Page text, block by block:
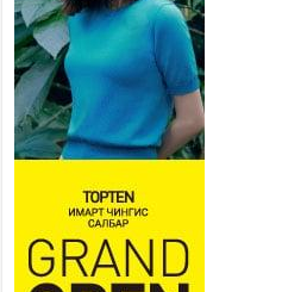
Үндэсний их баяр
эхэллээ
2026 оны 7 сар 15 / 11
Үер усны аюулаас сэргийлж,
байдлын газрын 162 алба хаагч үүрэг
2026 оны 7 сар 15 / 11 цаг 07 минут
Үндэсний их сурын харваанд 850
мэргэнээ сорьж байна
2026 оны 7 сар 15 / 11 цаг 03 минут